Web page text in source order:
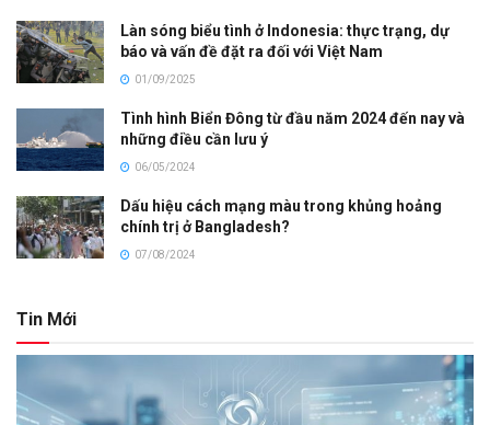
Làn sóng biểu tình ở Indonesia: thực trạng, dự
báo và vấn đề đặt ra đối với Việt Nam
01/09/2025
Tình hình Biển Đông từ đầu năm 2024 đến nay và
những điều cần lưu ý
06/05/2024
Dấu hiệu cách mạng màu trong khủng hoảng
chính trị ở Bangladesh?
07/08/2024
Tin Mới